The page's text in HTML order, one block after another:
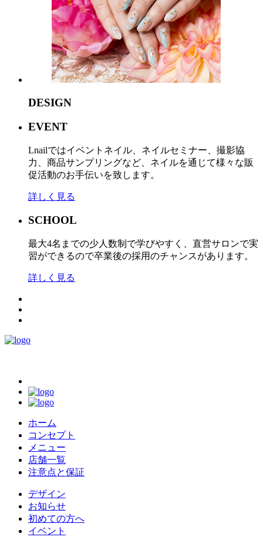
DESIGN
EVENT
Lnailではイベントネイル、ネイルセミナー、撮影協
力、商品サンプリングなど、ネイルを通じて様々な販
促活動のお手伝いを致します。
詳しく見る
SCHOOL
最大4名までの少人数制で学びやすく、直営サロンで実
習ができるので卒業後の採用のチャンスがあります。
詳しく見る
ホーム
コンセプト
メニュー
店舗一覧
注意点と保証
デザイン
お知らせ
初めての方へ
イベント